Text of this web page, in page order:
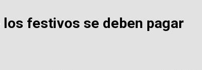
festivos se deben pagar